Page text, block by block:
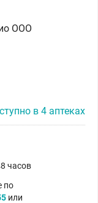
ООО
в 4 аптеках
часов
по
или